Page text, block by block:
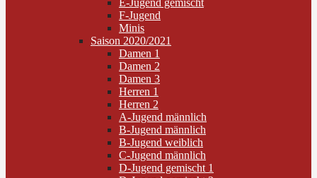
E-Jugend gemischt
F-Jugend
Minis
Saison 2020/2021
Damen 1
Damen 2
Damen 3
Herren 1
Herren 2
A-Jugend männlich
B-Jugend männlich
B-Jugend weiblich
C-Jugend männlich
D-Jugend gemischt 1